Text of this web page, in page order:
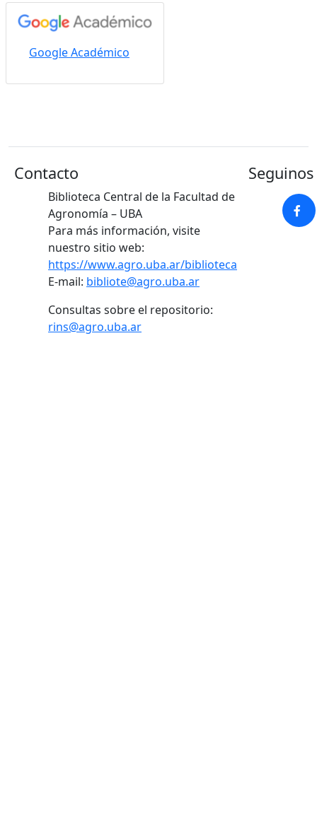
Google Académico
Contacto
Biblioteca Central de la Facultad de
Agronomía – UBA
Para más información, visite
nuestro sitio web:
https://www.agro.uba.ar/biblioteca
E-mail: bibliote@agro.uba.ar
Consultas sobre el repositorio:
rins@agro.uba.ar